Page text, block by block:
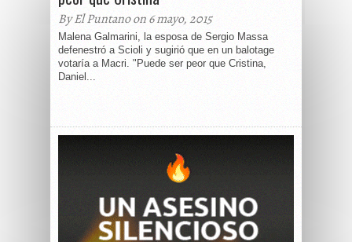
By El Puntano on 6 mayo, 2015
Malena Galmarini, la esposa de Sergio Massa
defenestró a Scioli y sugirió que en un balotage
votaría a Macri. "Puede ser peor que Cristina,
Daniel...